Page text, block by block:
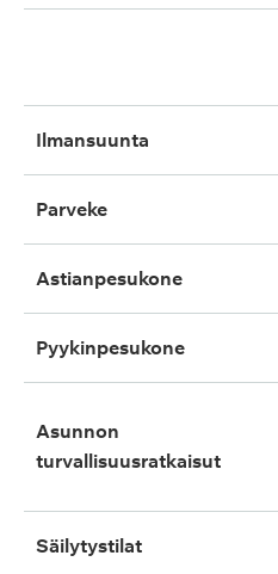
ilmansuunta
parveke
astianpesukone
pyykinpesukone
asunnon
turvallisuusratkaisut
säilytystilat